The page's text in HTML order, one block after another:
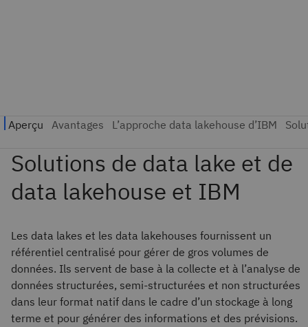
Les data lakes et les data lakehouses fournissent un
référentiel centralisé pour gérer de gros volumes de
données. Ils servent de base à la collecte et à l’analyse de
données structurées, semi-structurées et non structurées
dans leur format natif dans le cadre d’un stockage à long
terme et pour générer des informations et des prévisions.